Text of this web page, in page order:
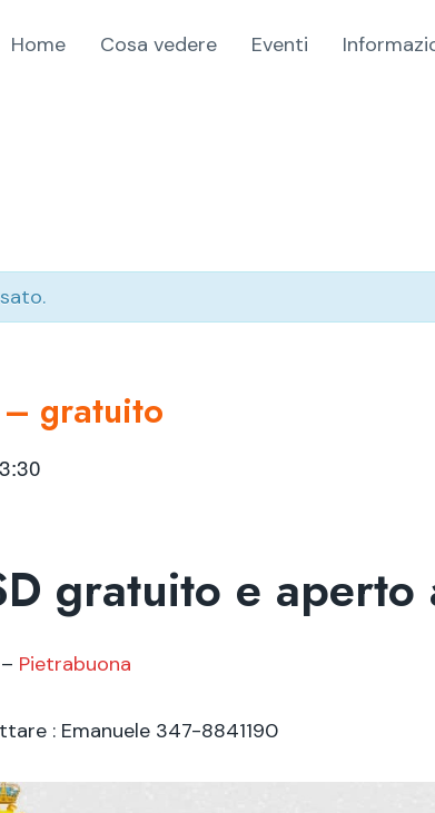
Home Cosa vedere Eventi
– gratuito
gratuito e aperto
Pietrabuona
: Emanuele 347-8841190